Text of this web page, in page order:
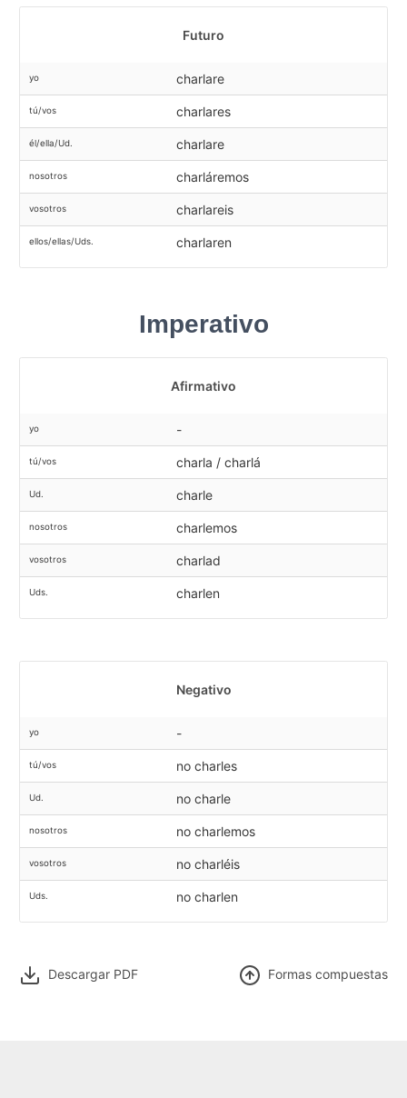
Futuro
yo charlare
tú/vos charlares
él/ella/Ud. charlare
nosotros charláremos
vosotros charlareis
ellos/ellas/Uds. charlaren
Imperativo
Afirmativo
yo -
tú/vos charla / charlá
Ud. charle
nosotros charlemos
vosotros charlad
Uds. charlen
Negativo
yo -
tú/vos no charles
Ud. no charle
nosotros no charlemos
vosotros no charléis
Uds. no charlen
Descargar PDF Formas compuestas